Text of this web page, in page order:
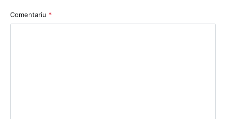
Comentariu *